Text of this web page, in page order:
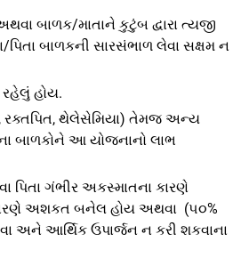
બાળક/માતાને કુટુંબ દ્વારા ત્યજી
બાળકની સારસંભાળ લેવા સક્ષમ ન
હોય.
થેલેસેમિયા) તેમજ અન્ય
બાળકોને આ યોજનાનો લાભ
પિતા ગંભીર અકસ્માતના કારણે
અશકત બનેલ હોય અથવા (૫૦%
અને આર્થિક ઉપાર્જન ન કરી શકવાના